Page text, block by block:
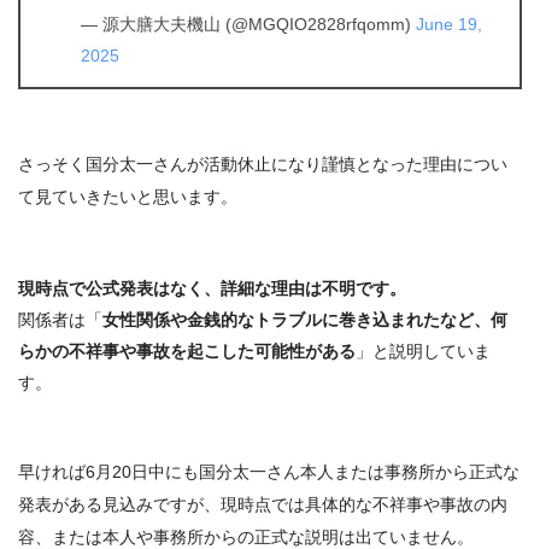
— 源大膳大夫機山 (@MGQIO2828rfqomm) June 19,
2025
さっそく国分太一さんが活動休止になり謹慎となった理由につい
て見ていきたいと思います。
現時点で公式発表はなく、詳細な理由は不明です。
関係者は「女性関係や金銭的なトラブルに巻き込まれたなど、何
らかの不祥事や事故を起こした可能性がある 」と説明していま
す。
早ければ6月20日中にも国分太一さん本人または事務所から正式な
発表がある見込みですが、現時点では具体的な不祥事や事故の内
容、または本人や事務所からの正式な説明は出ていません。